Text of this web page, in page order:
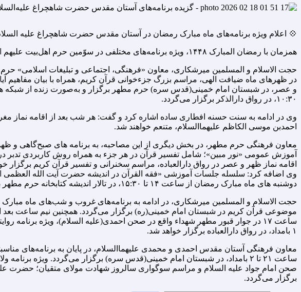
💠 اعلام ویژه برنامه‌های ماه مبارک رمضان در آستان مقدس حضرت شاهچراغ علیه
همزمان با رمضان المبارک ۱۴۴۸، ویژه برنامه‌های مختلفی در سوّمین حرم اهل‌بیت علیهم السلام، برگزار می‌گردد.
حجت الاسلام و المسلمین میرشکاری، معاون «فرهنگی، اجتماعی و تبلیغات اسلامی»
در ظهرهای ماه ضیافت الهی، مراسم بزرگ جزءخوانی قرآن کریم، همراه با بیان مفاهیم
و عصر، در شبستان امام خمینی(قدس سره) حرم مطهر برگزار و به‌صورت زنده از شبکه
۱۰:۳۰، در رواق دارالذکر برگزار می‌گردد.
وی در ادامه به سنت حسنه افطاری ساده اشاره کرد و گفت: هر شب بعد از اقامه نماز
احمدبن موسی الکاظم علیهماالسلام، متنعم خواهند شد.
معاون فرهنگی حرم مطهر، در بخش دیگری از این مصاحبه، به برنامه های صبح‌گاهی و
آموزش عمومی «نور مبین»؛ شامل تفسیر قرآن در هر جزء به همراه روش کاربردی تدبر در
اقامه نماز ظهر و عصر در رواق دارالعباده، مراسم سخنرانی و تفسیر قرآن کریم برگزار
وی اضافه کرد: سلسله جلسات آموزشی «فقه القرآن در اندیشه حضرت آیت الله العظمی
دوشنبه های ماه مبارک رمضان از ساعت ۱۴ تا ۱۵:۳۰، در تالار اندیشه کتابخانه حرم مطهر برگزار می‌گردد.
موضوعی قرآن کریم در شبستان امام خمینی(ره) برگزار می‌گردد. همچنین نیم ساعت بعد
۱ بامداد، در رواق دارالعباده برگزار خواهد شد.
ساعت ۲۱ تا ۲ بامداد، در شبستان امام خمینی(قدس سره) برگزار می‌گردد. ویژه
برگزار می‌گردد.